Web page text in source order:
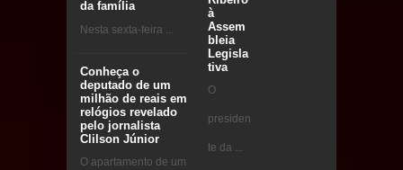
da família
Nesta sexta-feira ...
Conheça o
deputado de um
milhão de reais em
relógios revelado
pelo jornalista
Clilson Júnior
O apartamento de um
à
Assem
bleia
Legisla
tiva
O
presiden
te da ...